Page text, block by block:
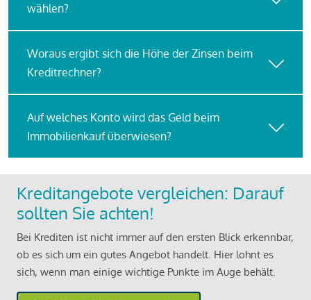
wählen?
Woraus ergibt sich die Höhe der Zinsen beim
Kreditrechner?
Auf welches Konto wird das Geld beim
Immobilienkauf überwiesen?
Kreditangebote vergleichen: Darauf
sollten Sie achten!
Bei Krediten ist nicht immer auf den ersten Blick erkennbar,
ob es sich um ein gutes Angebot handelt. Hier lohnt es
sich, wenn man einige wichtige Punkte im Auge behält.